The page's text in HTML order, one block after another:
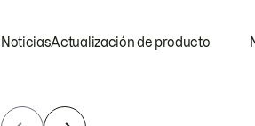
NoticiasActualización de producto